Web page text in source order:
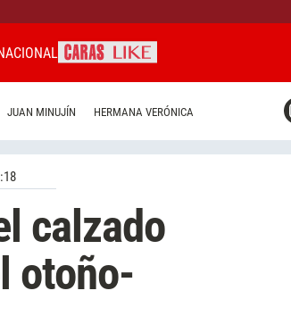
JUAN MINUJÍN HERMANA VERÓNICA
calzado
otoño-